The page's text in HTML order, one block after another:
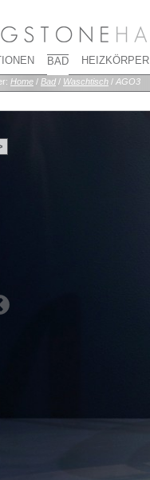
BAD HEIZKÖRPER
Home / Bad / Waschtisch / AGO3